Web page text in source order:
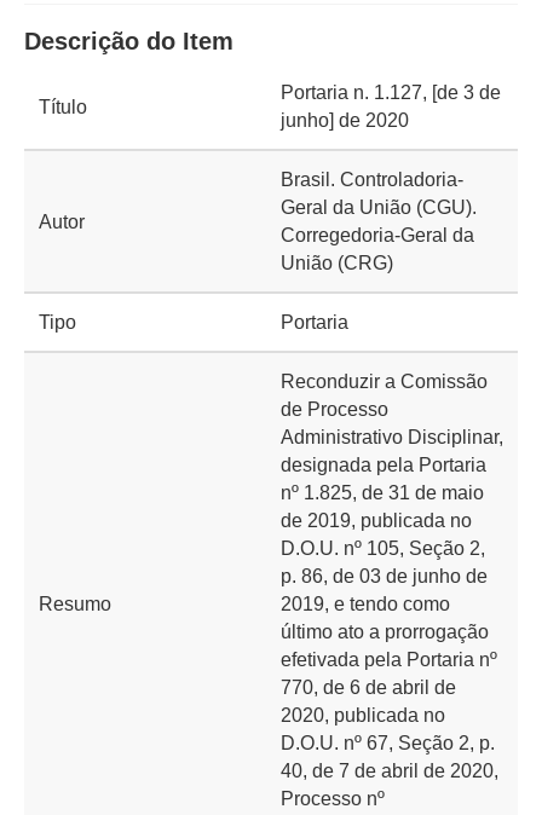
Descrição do Item
Título
Portaria n. 1.127, [de 3 de
junho] de 2020
Autor
Brasil. Controladoria-
Geral da União (CGU).
Corregedoria-Geral da
União (CRG)
Tipo Portaria
Resumo
Reconduzir a Comissão
de Processo
Administrativo Disciplinar,
designada pela Portaria
nº 1.825, de 31 de maio
de 2019, publicada no
D.O.U. nº 105, Seção 2,
p. 86, de 03 de junho de
2019, e tendo como
último ato a prorrogação
efetivada pela Portaria nº
770, de 6 de abril de
2020, publicada no
D.O.U. nº 67, Seção 2, p.
40, de 7 de abril de 2020,
Processo nº